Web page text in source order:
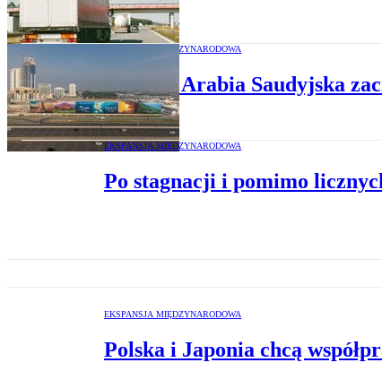
EKSPANSJA MIĘDZYNARODOWA
Polska i Arabia Saudyjska
EKSPANSJA MIĘDZYNARODOWA
Po stagnacji i pomimo
EKSPANSJA MIĘDZYNARODOWA
Polska i Japonia chcą